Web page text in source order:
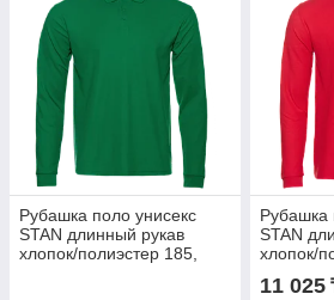
Рубашка поло унисекс
STAN длинный рукав
хлопок/полиэстер 185,
Рубашка
STAN
хлопок/
104S,
11 025